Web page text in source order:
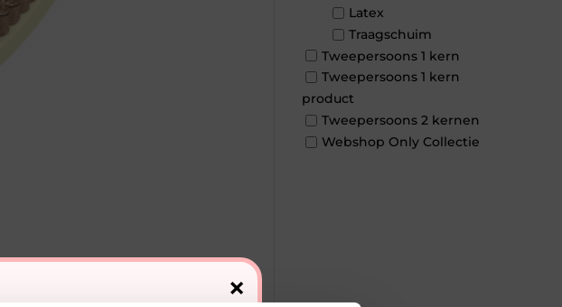
Latex
Traagschuim
Tweepersoons 1 kern
Tweepersoons 1 kern
product
Tweepersoons 2 kernen
Webshop Only Collectie
×